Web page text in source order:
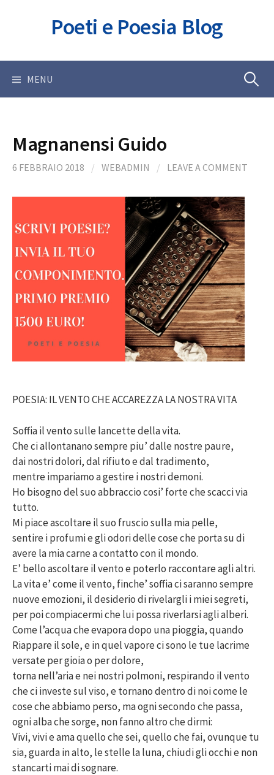
Poeti e Poesia Blog
MENU Ricerca
Magnanensi Guido
6 FEBBRAIO 2018 / WEBADMIN / LEAVE A COMMENT
POESIA: IL VENTO CHE ACCAREZZA LA NOSTRA VITA
Soffia il vento sulle lancette della vita.
Che ci allontanano sempre piu’ dalle nostre paure,
dai nostri dolori, dal rifiuto e dal tradimento,
mentre impariamo a gestire i nostri demoni.
Ho bisogno del suo abbraccio cosi’ forte che scacci via
tutto.
Mi piace ascoltare il suo fruscio sulla mia pelle,
sentire i profumi e gli odori delle cose che porta su di
avere la mia carne a contatto con il mondo.
E’ bello ascoltare il vento e poterlo raccontare agli altri.
La vita e’ come il vento, finche’ soffia ci saranno sempre
nuove emozioni, il desiderio di rivelargli i miei segreti,
per poi compiacermi che lui possa riverlarsi agli alberi.
Come l’acqua che evapora dopo una pioggia, quando
Riappare il sole, e in quel vapore ci sono le tue lacrime
versate per gioia o per dolore,
torna nell’aria e nei nostri polmoni, respirando il vento
che ci investe sul viso, e tornano dentro di noi come le
cose che abbiamo perso, ma ogni secondo che passa,
ogni alba che sorge, non fanno altro che dirmi:
Vivi, vivi e ama quello che sei, quello che fai, ovunque tu
sia, guarda in alto, le stelle la luna, chiudi gli occhi e non
stancarti mai di sognare.